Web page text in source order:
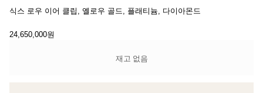
식스 로우 이어 클립, 옐로우 골드, 플래티늄, 다이아몬드
24,650,000원
재고 없음